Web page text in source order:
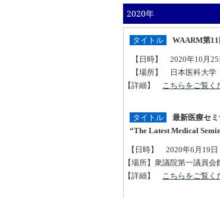
2020年
タイトル WAARM第
【日時】 2020年10月25
【場所】 日本医科大学
【詳細】 こちらをご覧く
タイトル
最新医療セ
“The Latest Medical
【日時】 2020年6月19日
【場所】衆議院第一議員会
【詳細】 こちらをご覧く